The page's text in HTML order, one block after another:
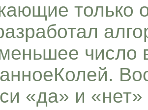
только
число
«да» и